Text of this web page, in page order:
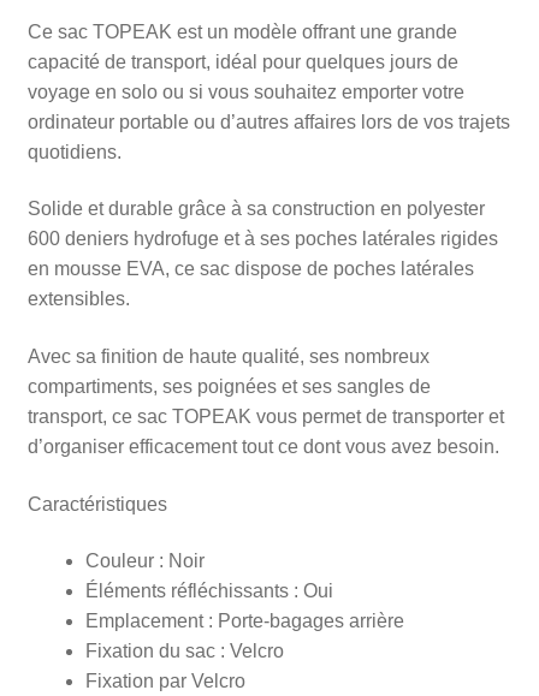
Ce sac TOPEAK est un modèle offrant une grande
capacité de transport, idéal pour quelques jours de
voyage en solo ou si vous souhaitez emporter votre
ordinateur portable ou d’autres affaires lors de vos trajets
quotidiens.
Solide et durable grâce à sa construction en polyester
600 deniers hydrofuge et à ses poches latérales rigides
en mousse EVA, ce sac dispose de poches latérales
extensibles.
Avec sa finition de haute qualité, ses nombreux
compartiments, ses poignées et ses sangles de
transport, ce sac TOPEAK vous permet de transporter et
d’organiser efficacement tout ce dont vous avez besoin.
Caractéristiques
Couleur : Noir
Éléments réfléchissants : Oui
Emplacement : Porte-bagages arrière
Fixation du sac : Velcro
Fixation par Velcro